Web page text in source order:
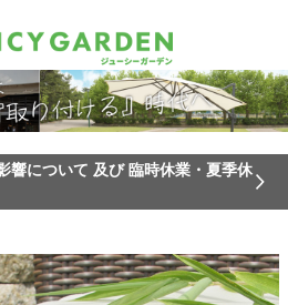
響について 及び 臨時休業・夏季休